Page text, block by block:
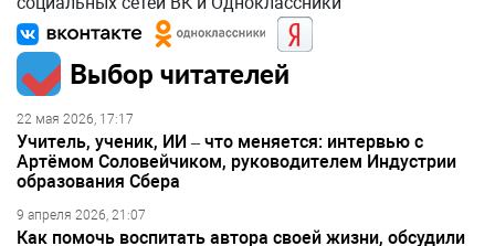
Выбор читателей
22 мая 2026, 17:17
Учитель, ученик, ИИ – что меняется: интервью с
Артёмом Соловейчиком, руководителем Индустрии
образования Сбера
9 апреля 2026, 21:07
Как помочь воспитать автора своей жизни, обсудили